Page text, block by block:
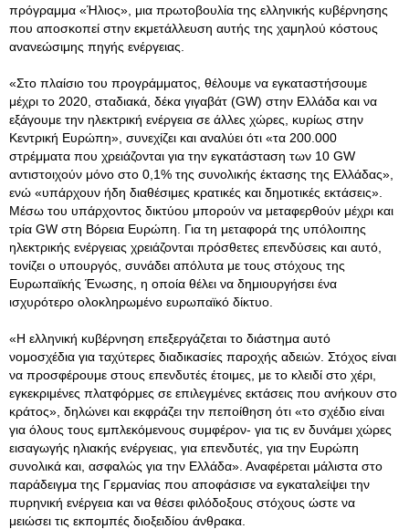
πρόγραμμα «Ήλιος», μια πρωτοβουλία της ελληνικής κυβέρνησης
που αποσκοπεί στην εκμετάλλευση αυτής της χαμηλού κόστους
ανανεώσιμης πηγής ενέργειας.
«Στο πλαίσιο του προγράμματος, θέλουμε να εγκαταστήσουμε
μέχρι το 2020, σταδιακά, δέκα γιγαβάτ (GW) στην Ελλάδα και να
εξάγουμε την ηλεκτρική ενέργεια σε άλλες χώρες, κυρίως στην
Κεντρική Ευρώπη», συνεχίζει και αναλύει ότι «τα 200.000
στρέμματα που χρειάζονται για την εγκατάσταση των 10 GW
αντιστοιχούν μόνο στο 0,1% της συνολικής έκτασης της Ελλάδας»,
ενώ «υπάρχουν ήδη διαθέσιμες κρατικές και δημοτικές εκτάσεις».
Μέσω του υπάρχοντος δικτύου μπορούν να μεταφερθούν μέχρι και
τρία GW στη Βόρεια Ευρώπη. Για τη μεταφορά της υπόλοιπης
ηλεκτρικής ενέργειας χρειάζονται πρόσθετες επενδύσεις και αυτό,
τονίζει ο υπουργός, συνάδει απόλυτα με τους στόχους της
Ευρωπαϊκής Ένωσης, η οποία θέλει να δημιουργήσει ένα
ισχυρότερο ολοκληρωμένο ευρωπαϊκό δίκτυο.
«Η ελληνική κυβέρνηση επεξεργάζεται το διάστημα αυτό
νομοσχέδια για ταχύτερες διαδικασίες παροχής αδειών. Στόχος είναι
να προσφέρουμε στους επενδυτές έτοιμες, με το κλειδί στο χέρι,
εγκεκριμένες πλατφόρμες σε επιλεγμένες εκτάσεις που ανήκουν στο
κράτος», δηλώνει και εκφράζει την πεποίθηση ότι «το σχέδιο είναι
για όλους τους εμπλεκόμενους συμφέρον- για τις εν δυνάμει χώρες
εισαγωγής ηλιακής ενέργειας, για επενδυτές, για την Ευρώπη
συνολικά και, ασφαλώς για την Ελλάδα». Αναφέρεται μάλιστα στο
παράδειγμα της Γερμανίας που αποφάσισε να εγκαταλείψει την
πυρηνική ενέργεια και να θέσει φιλόδοξους στόχους ώστε να
μειώσει τις εκπομπές διοξειδίου άνθρακα.